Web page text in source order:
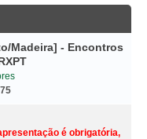
Madeira] - Encontros
é obrigatória,